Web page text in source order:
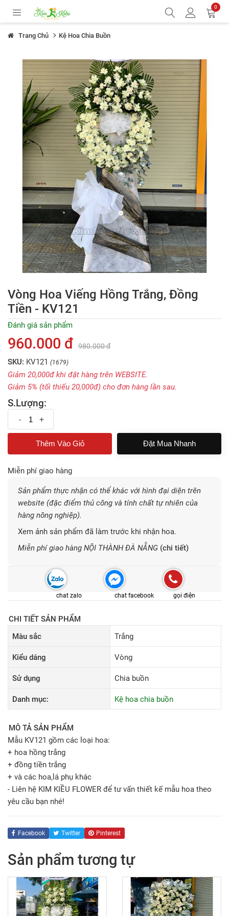
0
Trang Chủ Kệ Hoa Chia Buồn
Vòng Hoa Viếng Hồng Trắng, Đồng
Tiền - KV121
Đánh giá sản phẩm
960.000 đ 980.000 đ
SKU: KV121 (1679)
Giảm 20,000đ khi đặt hàng trên WEBSITE.
Giảm 5% (tối thiếu 20,000đ) cho đơn hàng lần sau.
S.Lượng:
- +
Đặt Mua Nhanh
Miễn phí giao hàng
Sản phẩm thực nhận có thể khác với hình đại diện trên
website (đặc điểm thủ công và tính chất tự nhiên của
hàng nông nghiệp).
Xem ảnh sản phẩm đã làm trước khi nhận hoa.
Miễn phí giao hàng NỘI THÀNH ĐÀ NẴNG (chi tiết)
chat zalo chat facebook gọi điện
CHI TIẾT SẢN PHẨM
Màu sắc
Trắng
Kiểu dáng Vòng
Sử dụng Chia buồn
Danh mục: Kệ hoa chia buồn
MÔ TẢ SẢN PHẨM
Mẫu KV121 gồm các loại hoa:
+ hoa hồng trắng
+ đồng tiền trắng
+ và các hoa,lá phụ khác
- Liên hệ KIM KIỀU FLOWER để tư vấn thiết kế mẫu hoa theo
yêu cầu bạn nhé!
Facebook Twitter Pinterest
Sản phẩm tương tự